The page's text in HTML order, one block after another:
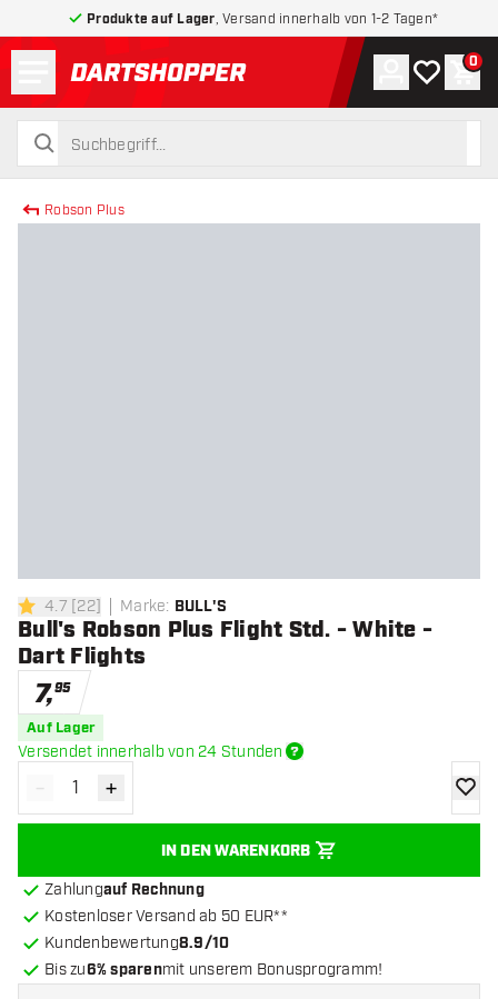
Produkte auf Lager , Versand innerhalb von 1-2 Tagen*
zurück zur Startseite
suchen
suchen
Konto
Meine 0
Robson Plus
4.7 Bewertungssterne
4.7 [22] Marke: BULL'S
Bull's Robson Plus Flight Std. - White -
Dart Flights
7,95
Auf Lager
Versendet innerhalb von 24 Stunden
Menge verringern
- Menge erhöhen
+
IN DEN WARENKORB
Zur
Zahlungauf Rechnung
Kostenloser Versand ab 50 EUR**
Kundenbewertung8.9/10
Bis zu6% sparenmit unserem Bonusprogramm!